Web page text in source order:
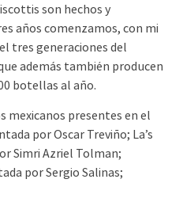
son hechos y
años comenzamos, con mi
tres generaciones del
además también producen
botellas al año.
mexicanos presentes en el
por Oscar Treviño; La’s
Simri Azriel Tolman;
por Sergio Salinas;